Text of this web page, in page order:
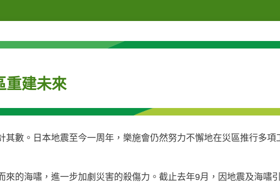
重建未來
數。日本地震至今一周年，樂施會仍然努力不懈地在災區推行多項
的海嘯，進一步加劇災害的殺傷力。截止去年9月，因地震及海嘯